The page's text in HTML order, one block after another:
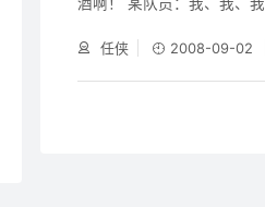
酒啊！ 某队员：我、我、
官，练叉腰肌去了。 谢亚
不累。 谢亚龙：哇赛，你
任侠 2008-09-02